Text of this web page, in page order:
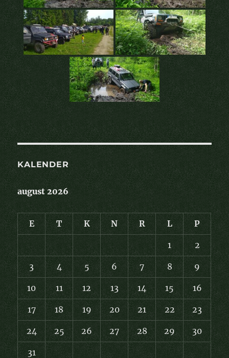
KALENDER
august 2026
E T K N R L P
1 2
3 4 5 6 7 8 9
10 11 12 13 14 15 16
17 18 19 20 21 22 23
24 25 26 27 28 29 30
31